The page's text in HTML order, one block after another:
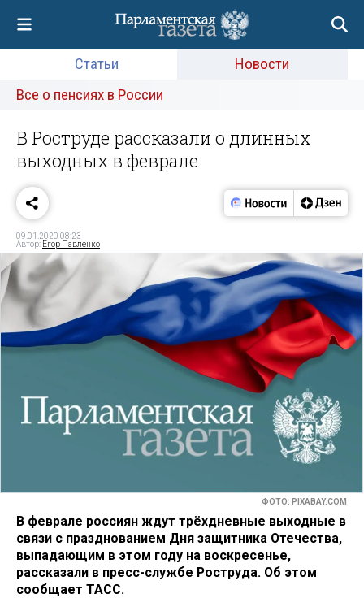
Статьи
Новости
Все о пенсиях в России
В Роструде рассказали о длинных
выходных в феврале
09.01.2020 08:23
Автор: Егор Павленко
ФОТО: PIXABAY.CОM
В феврале россиян ждут трёхдневные выходные в
связи с празднованием Дня защитника Отечества,
выпадающим в этом году на воскресенье,
рассказали в пресс-службе Роструда. Об этом
сообщает ТАСС.